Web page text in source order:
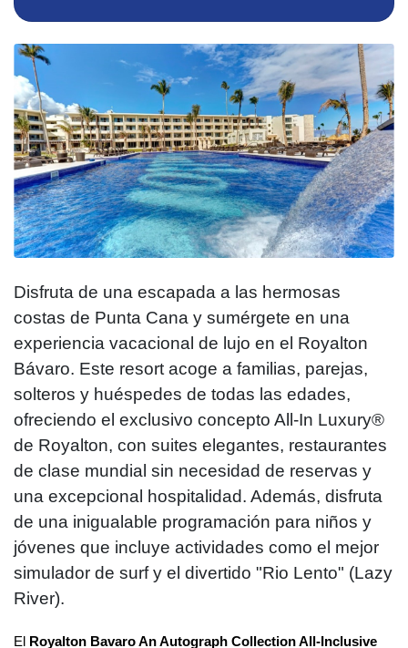
Disfruta de una escapada a las hermosas
costas de Punta Cana y sumérgete en una
experiencia vacacional de lujo en el Royalton
Bávaro. Este resort acoge a familias, parejas,
solteros y huéspedes de todas las edades,
ofreciendo el exclusivo concepto All-In Luxury®
de Royalton, con suites elegantes, restaurantes
de clase mundial sin necesidad de reservas y
una excepcional hospitalidad. Además, disfruta
de una inigualable programación para niños y
jóvenes que incluye actividades como el mejor
simulador de surf y el divertido "Rio Lento" (Lazy
River).
El Royalton Bavaro An Autograph Collection All-Inclusive